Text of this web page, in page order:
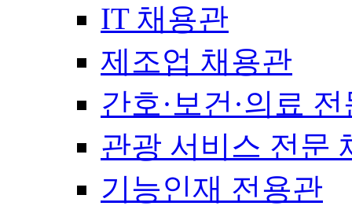
IT 채용관
제조업 채용관
간호·보건·의료
관광 서비스 전문
기능인재 전용관